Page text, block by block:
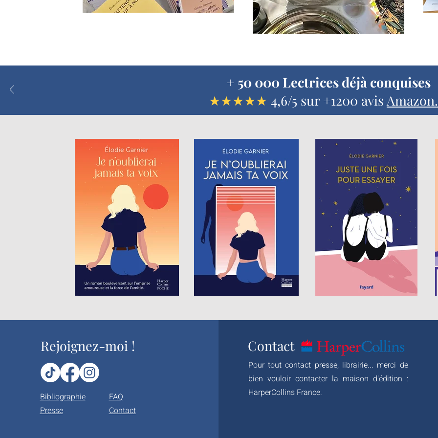
+ 50 000 Lectrices déjà conquises
★★★★★ 4,6/5 sur +1200 avis
Rejoignez-moi !
Bibliographie
Presse
FAQ
Contact
Contact
Pour tout contact presse, librairie... merci de
bien vouloir contacter la maison d'édition :
HarperCollins France.